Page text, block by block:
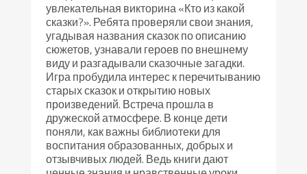
увлекательная викторина «Кто из какой
сказки?». Ребята проверяли свои знания,
угадывая названия сказок по описанию
сюжетов, узнавали героев по внешнему
виду и разгадывали сказочные загадки.
Игра пробудила интерес к перечитыванию
старых сказок и открытию новых
произведений. Встреча прошла в
дружеской атмосфере. В конце дети
поняли, как важны библиотеки для
воспитания образованных, добрых и
отзывчивых людей. Ведь книги дают